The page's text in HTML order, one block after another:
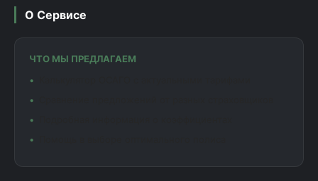
О Сервисе
ЧТО МЫ ПРЕДЛАГАЕМ